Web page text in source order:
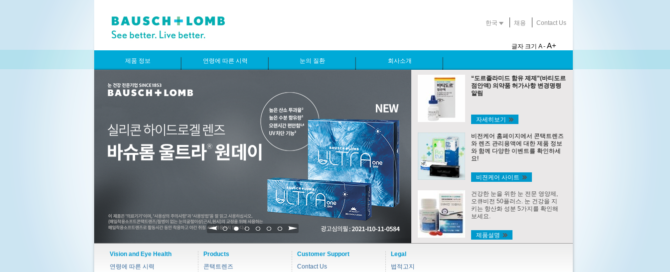
한국 채용 Contact Us
글자 크기 A - A+
제품 정보 연령에 따른 시력 눈의 질환 회사소개
1 2 3 4 5 6
“도르졸라미드 함유 제제”(바티도르
점안액) 의약품 허가사항 변경명령
알림
자세히보기
비전케어 홈페이지에서 콘택트렌즈
와 렌즈 관리용액에 대한 제품 정보
와 함께 다양한 이벤트를 확인하세
요!
비젼케어 사이트
건강한 눈을 위한 눈 전문 영양제,
오큐비전 50플러스. 눈 건강을 지
키는 항산화 성분 5가지를 확인해
보세요.
제품설명
Vision and Eye Health
연령에 따른 시력
Products
콘택트렌즈
Customer Support
Contact Us
Legal
법적고지